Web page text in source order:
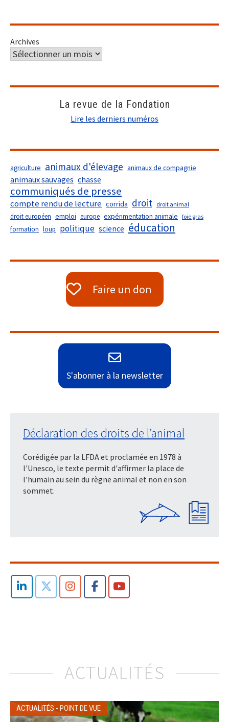
Archives
La revue de la Fondation
Lire les derniers numéros
agriculture animaux d'élevage animaux de compagnie
animaux sauvages chasse
communiqués de presse
compte rendu de lecture corrida droit droit animal
droit européen emploi europe expérimentation animale foie gras
formation loup politique science éducation
Faire un don
S'abonner à la newsletter
Déclaration des droits de l’animal
Corédigée par la LFDA et proclamée en 1978 à
l'Unesco, le texte permit d'affirmer la place de
l'humain au sein du règne animal et non en son
sommet.
ACTUALITÉS
ACTUALITÉS - POINT DE VUE